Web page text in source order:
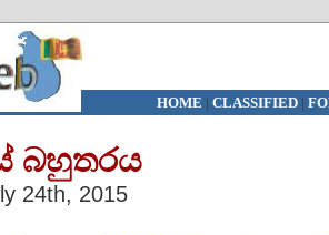
HOME | CLASSIFIED|
බහුතරය
24th, 2015